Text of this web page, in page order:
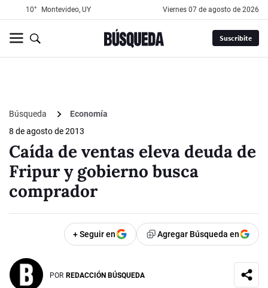
10° Montevideo, UY viernes 07 de agosto de 2026
Suscribite
Búsqueda
Economía
8 de agosto de 2013
Caída de ventas eleva deuda de
Fripur y gobierno busca
comprador
+ Seguir en Agregar Búsqueda en
POR REDACCIÓN BÚSQUEDA